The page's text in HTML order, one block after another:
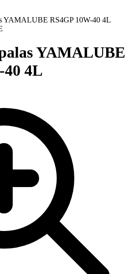
YAMALUBE RS4GP 10W-40 4L
YAMALUBE
40 4L